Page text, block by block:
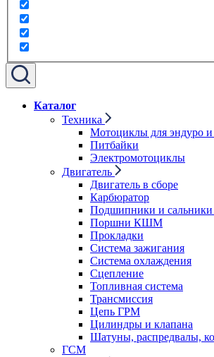
Каталог
Техника
Мотоциклы для эндуро и
Питбайки
Электромотоциклы
Двигатель
Двигатель в сборе
Карбюратор
Подшипники и сальники
Поршни КШМ
Прокладки
Система зажигания
Система охлаждения
Сцепление
Топливная система
Трансмиссия
Цепь ГРМ
Цилиндры и клапана
Шатуны, распредвалы,
ГСМ